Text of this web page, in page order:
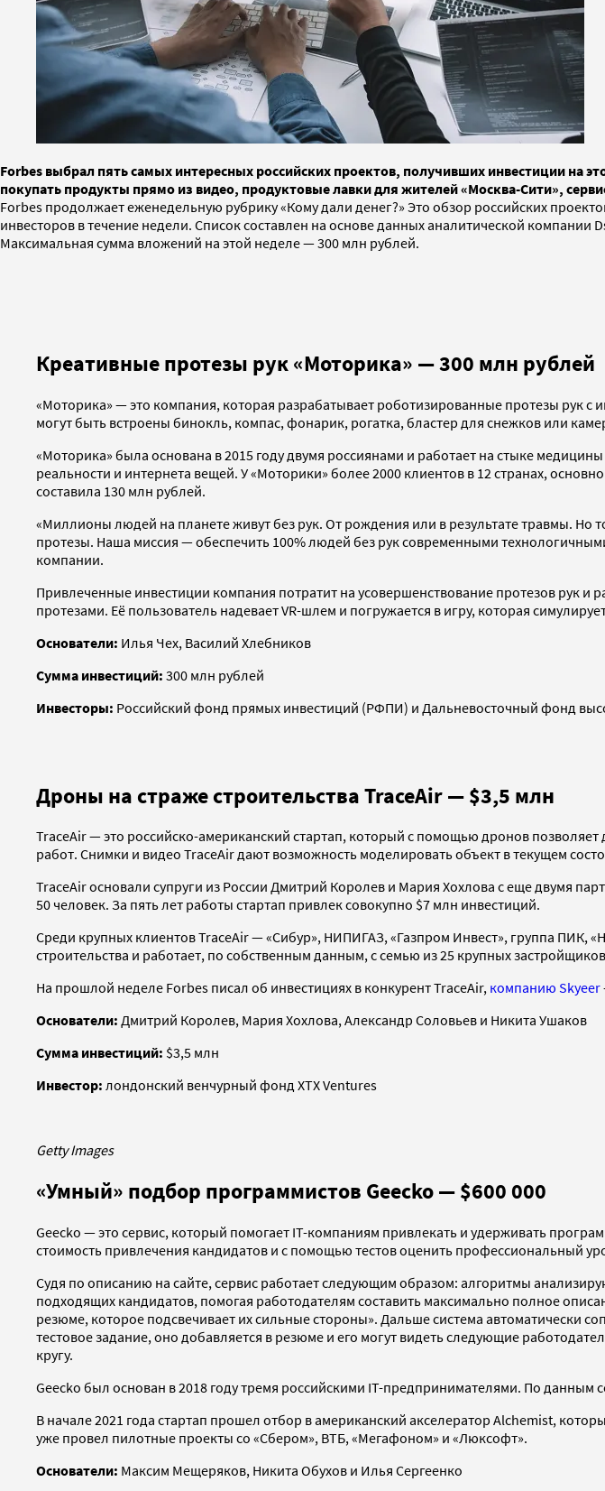
Forbes выбрал пять самых интересных российских проектов, получивших инвестиции на
покупать продукты прямо из видео, продуктовые лавки для жителей «Москва-Сити»,
Forbes продолжает еженедельную рубрику «Кому дали денег?» Это обзор российских
инвесторов в течение недели. Список составлен на основе данных аналитической
Максимальная сумма вложений на этой неделе — 300 млн рублей.
Креативные протезы рук «Моторика» — 300 млн рублей
«Моторика» — это компания, которая разрабатывает роботизированные протезы рук
могут быть встроены бинокль, компас, фонарик, рогатка, бластер для снежков или
«Моторика» была основана в 2015 году двумя россиянами и работает на стыке
реальности и интернета вещей. У «Моторики» более 2000 клиентов в 12 странах,
составила 130 млн рублей.
«Миллионы людей на планете живут без рук. От рождения или в результате травмы.
протезы. Наша миссия — обеспечить 100% людей без рук современными
компании.
Привлеченные инвестиции компания потратит на усовершенствование протезов рук
протезами. Её пользователь надевает VR-шлем и погружается в игру, которая
Основатели: Илья Чех, Василий Хлебников
Сумма инвестиций: 300 млн рублей
Инвесторы: Российский фонд прямых инвестиций (РФПИ) и Дальневосточный фонд
Дроны на страже строительства TraceAir — $3,5 млн
TraceAir — это российско-американский стартап, который с помощью дронов
работ. Снимки и видео TraceAir дают возможность моделировать объект в текущем
TraceAir основали супруги из России Дмитрий Королев и Мария Хохлова с еще двумя
50 человек. За пять лет работы стартап привлек совокупно $7 млн инвестиций.
Среди крупных клиентовTraceAir — «Сибур», НИПИГАЗ, «Газпром Инвест», группа ПИК,
строительства и работает, по собственным данным, с семью из 25 крупных
На прошлой неделе Forbes писал об инвестициях в конкурентTraceAir, компанию Skyeer
Основатели: Дмитрий Королев, Мария Хохлова, Александр Соловьев и Никита Ушаков
Сумма инвестиций: $3,5 млн
Инвестор: лондонский венчурный фонд XTX Ventures
Getty Images
«Умный» подбор программистов Geecko — $600 000
Geecko — это сервис, который помогает IT-компаниям привлекать и удерживать
стоимость привлечения кандидатов и с помощью тестов оценить профессиональный
Судя по описанию на сайте, сервис работает следующим образом: алгоритмы
подходящих кандидатов, помогая работодателям составить максимально полное
резюме, которое подсвечивает их сильные стороны». Дальше система автоматически
тестовое задание, оно добавляется в резюме и его могут видеть следующие
кругу.
Geecko был основан в 2018 году тремя российскими IT-предпринимателями. По данным
В начале 2021 года стартап прошел отбор в американский акселератор Alchemist,
уже провел пилотные проекты со «Сбером», ВТБ, «Мегафоном» и «Люксофт».
Основатели: Максим Мещеряков, Никита Обухов и Илья Сергеенко